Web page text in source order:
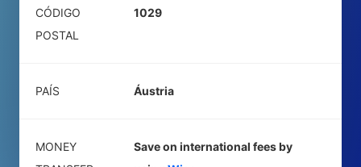
CÓDIGO
POSTAL
1029
PAÍS Áustria
MONEY
Save on international fees by